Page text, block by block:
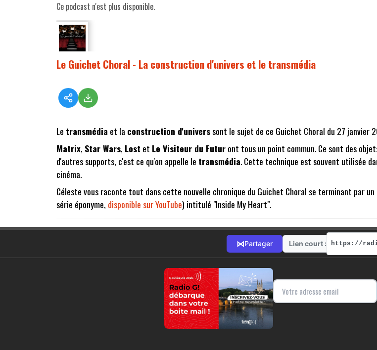
Ce podcast n'est plus disponible.
Le Guichet Choral - La construction d'univers et le transmédia
Le transmédia et la construction d'universsont le sujet de ce Guichet Choral du 27 janvier
Matrix, Star Wars, Lost et Le Visiteur du Futuront tous un point commun. Ce sont des
d'autres supports, c'est ce qu'on appelle le transmédia. Cette technique est souvent utilisée
cinéma.
Céleste vous raconte tout dans cette nouvelle chronique du Guichet Choral se terminant par
série éponyme, disponible sur YouTube) intitulé "Inside My Heart".
⋈Partager Lien court :